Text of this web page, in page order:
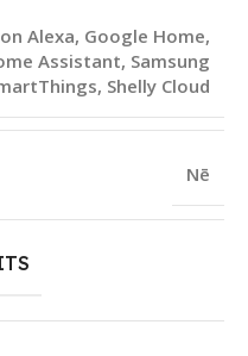
Alexa, Google Home,
Assistant, Samsung
, Shelly Cloud
Nē